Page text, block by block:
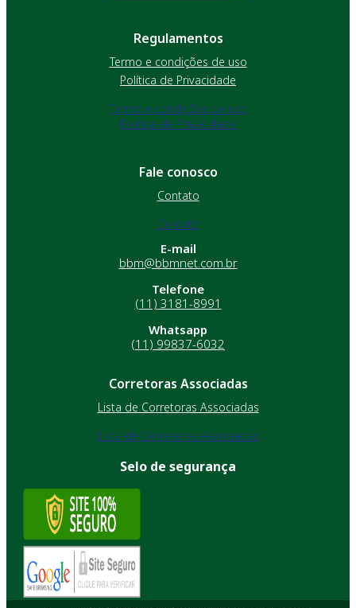
Regulamentos
Termo e condições de uso
Política de Privacidade
Termo e condições de uso
Política de Privacidade
Fale conosco
Contato
Contato
E-mail
bbm@bbmnet.com.br
Telefone
(11) 3181-8991
Whatsapp
(11) 99837-6032
Corretoras Associadas
Lista de Corretoras Associadas
Lista de Corretoras Associadas
Selo de segurança